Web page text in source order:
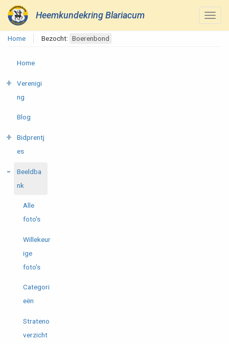
Heemkundekring Blariacum
Home Bezocht: Boerenbond
Home
Verenigi
ng
Blog
Bidprentj
es
Beeldba
nk
Alle
foto's
Willekeur
ige
foto's
Categori
eën
Strateno
verzicht